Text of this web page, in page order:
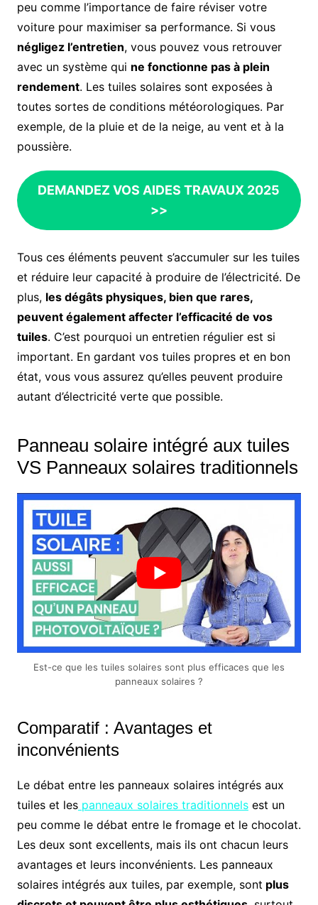
peu comme l’importance de faire réviser votre
voiture pour maximiser sa performance. Si vous
négligez l’entretien, vous pouvez vous retrouver
avec un système qui ne fonctionne pas à plein
rendement. Les tuiles solaires sont exposées à
toutes sortes de conditions météorologiques. Par
exemple, de la pluie et de la neige, au vent et à la
poussière.
DEMANDEZ VOS AIDES TRAVAUX 2025
>>
Tous ces éléments peuvent s’accumuler sur les tuiles
et réduire leur capacité à produire de l’électricité. De
plus, les dégâts physiques, bien que rares,
peuvent également affecter l’efficacité de vos
tuiles. C’est pourquoi un entretien régulier est si
important. En gardant vos tuiles propres et en bon
état, vous vous assurez qu’elles peuvent produire
autant d’électricité verte que possible.
Panneau solaire intégré aux tuiles
VS Panneaux solaires traditionnels
Est-ce que les tuiles solaires sont plus efficaces que les
panneaux solaires ?
Comparatif : Avantages et
inconvénients
Le débat entre les panneaux solaires intégrés aux
tuiles et lespanneaux solaires traditionnelsest un
peu comme le débat entre le fromage et le chocolat.
Les deux sont excellents, mais ils ont chacun leurs
avantages et leurs inconvénients. Les panneaux
solaires intégrés aux tuiles, par exemple, sont plus